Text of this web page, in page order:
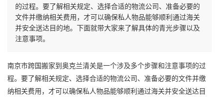
的过程。要了解相关规定、选择合适的物流公司、准备必要的
文件并缴纳相关费用，才可以确保私人物品能够顺利通过海关
并安全送达目的地。下面就带大家来了解具体的青光步骤以及
注意事项。
南京市跨国搬家到奥克兰清关是一个涉及多个步骤和注意事项的过
程。要了解相关规定、选择合适的物流公司、准备必要的文件并缴
纳相关费用，才可以确保私人物品能够顺利通过海关并安全送达目